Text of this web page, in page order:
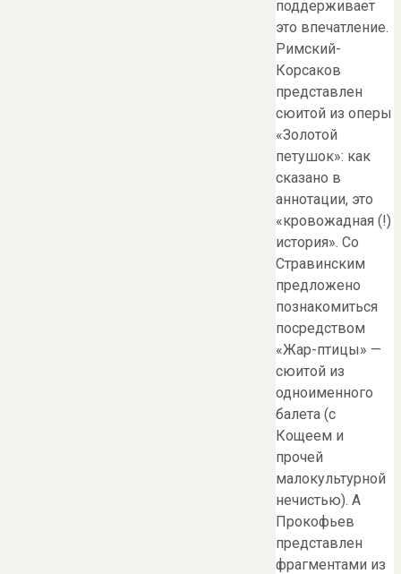
поддерживает
это впечатление.
Римский-
Корсаков
представлен
сюитой из оперы
«Золотой
петушок»: как
сказано в
аннотации, это
«кровожадная (!)
история». Со
Стравинским
предложено
познакомиться
посредством
«Жар-птицы» —
сюитой из
одноименного
балета (с
Кощеем и
прочей
малокультурной
нечистью). А
Прокофьев
представлен
фрагментами из